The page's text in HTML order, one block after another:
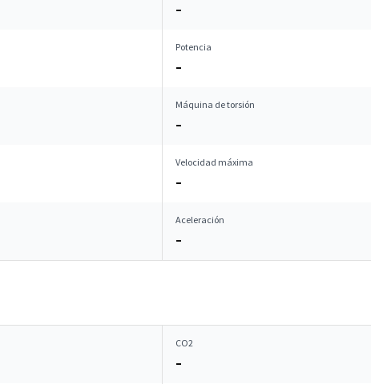
–
Potencia
–
Máquina de torsión
–
Velocidad máxima
–
Aceleración
–
CO2
–